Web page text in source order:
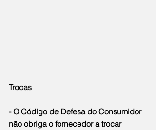
Trocas
- O Código de Defesa do Consumidor
não obriga o fornecedor a trocar